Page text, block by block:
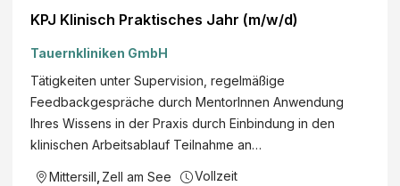
KPJ Klinisch Praktisches Jahr (m/w/d)
Tauernkliniken GmbH
Tätigkeiten unter Supervision, regelmäßige
Feedbackgespräche durch MentorInnen Anwendung
Ihres Wissens in der Praxis durch Einbindung in den
klinischen Arbeitsablauf Teilnahme an…
Mittersill Zell am See Vollzeit